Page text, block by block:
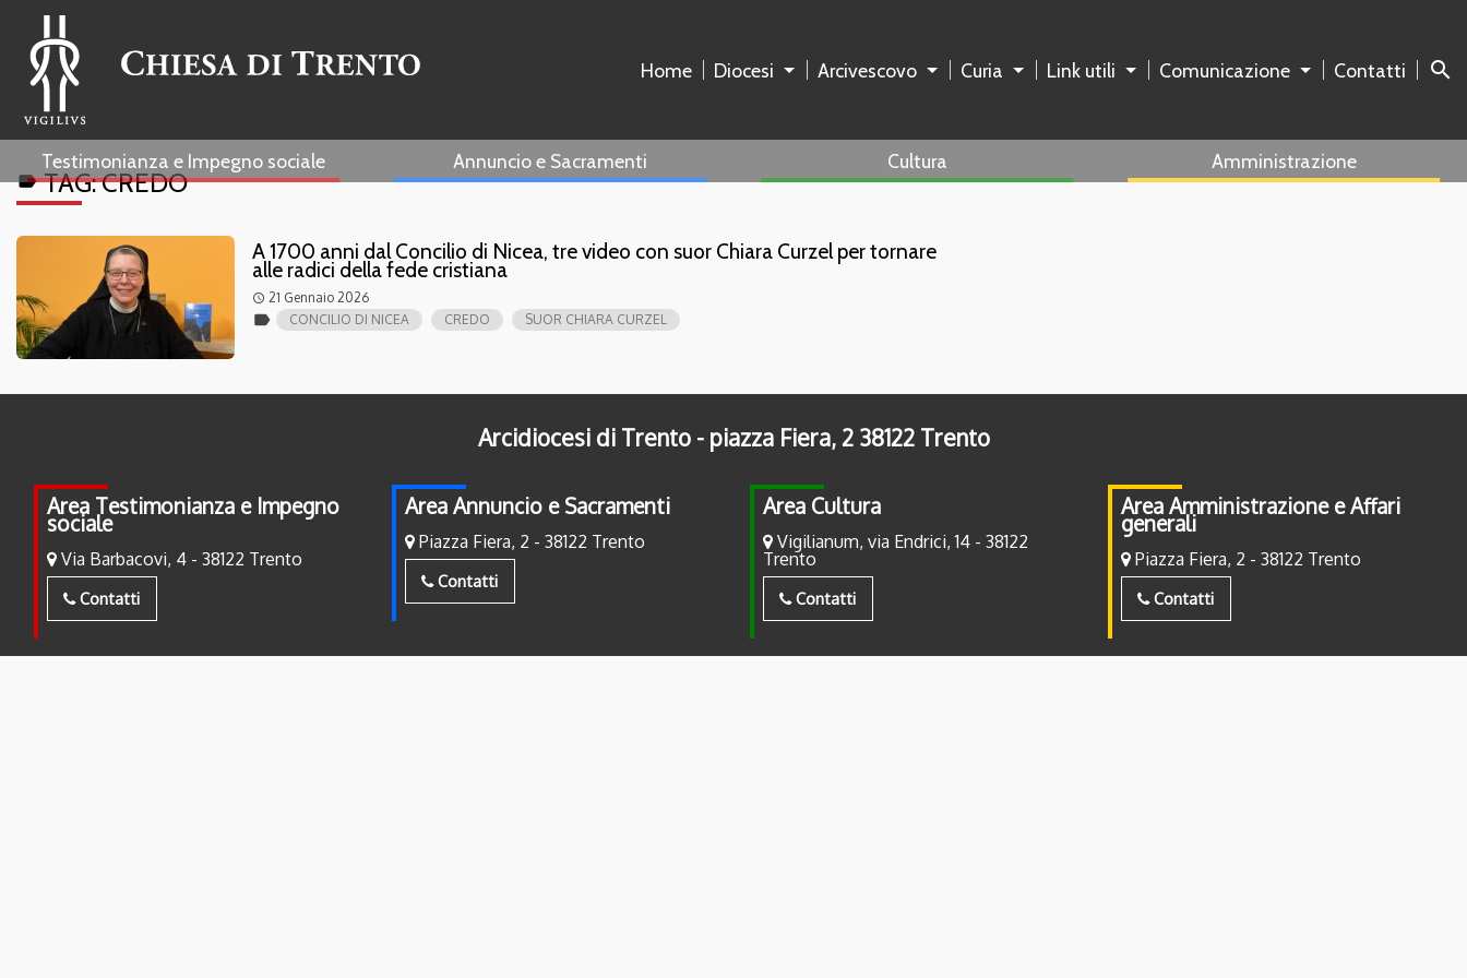
Home Diocesi Arcivescovo Curia Link utili Comunicazione Contatti search
Testimonianza e Impegno sociale Annuncio e Sacramenti Cultura Amministrazione
labelTAG:CREDO
A 1700 anni dal Concilio di Nicea, tre video con suor Chiara Curzel per tornare
alle radici della fede cristiana
access_time 21 Gennaio 2026
label CONCILIO DI NICEA CREDO SUOR CHIARA CURZEL
Arcidiocesi di Trento - piazza Fiera, 2 38122 Trento
Area Testimonianza e Impegno
sociale
Via Barbacovi, 4 - 38122 Trento
Contatti
Area Annuncio e Sacramenti
Piazza Fiera, 2 - 38122 Trento
Contatti
Area Cultura
Vigilianum, via Endrici, 14 - 38122
Trento
Contatti
Area Amministrazione e Affari
generali
Piazza Fiera, 2 - 38122 Trento
Contatti